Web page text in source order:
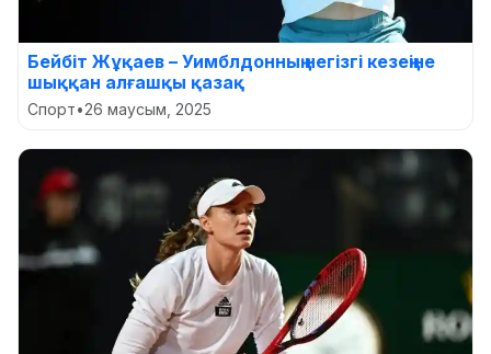
Бейбіт Жұқаев – Уимблдонның негізгі кезеңіне
шыққан алғашқы қазақ
Спорт•26 маусым, 2025